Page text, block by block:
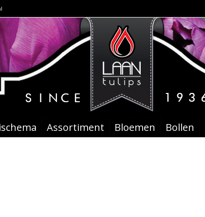
Assortiment Bloemen Bollen